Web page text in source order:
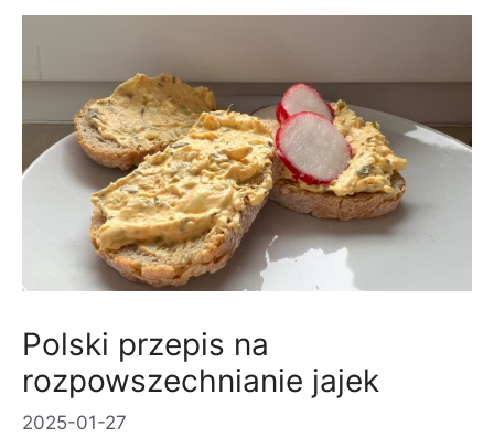
Polski przepis na
rozpowszechnianie jajek
2025-01-27